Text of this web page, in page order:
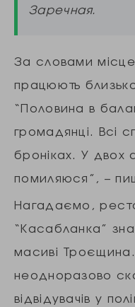
Заречная.
За словами
працюють
“Половина в
громадянці. Всі
броніках. У двох
помиляюся”, –
Нагадаємо,
“Касабланка”
масиві
неодноразово
відвідувачів у